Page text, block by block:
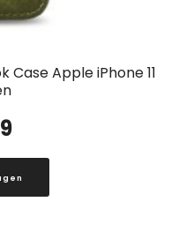
Case Apple iPhone 11